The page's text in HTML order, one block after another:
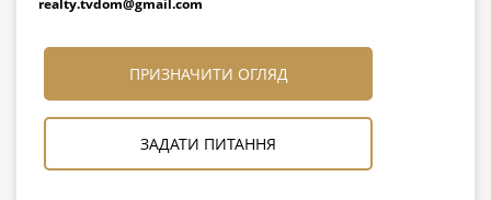
ПРИЗНАЧИТИ ОГЛЯД
ЗАДАТИ ПИТАННЯ